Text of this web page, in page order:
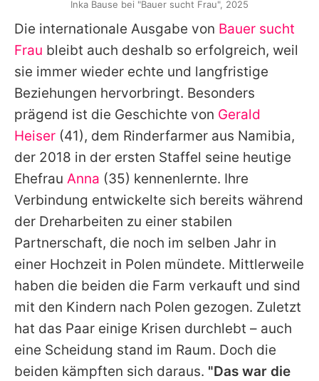
Die internationale Ausgabe von Bauer sucht
Frau bleibt auch deshalb so erfolgreich, weil
sie immer wieder echte und langfristige
Beziehungen hervorbringt. Besonders
prägend ist die Geschichte von Gerald
Heiser (41), dem Rinderfarmer aus Namibia,
der 2018 in der ersten Staffel seine heutige
Ehefrau Anna (35) kennenlernte. Ihre
Verbindung entwickelte sich bereits während
der Dreharbeiten zu einer stabilen
Partnerschaft, die noch im selben Jahr in
einer Hochzeit in Polen mündete. Mittlerweile
haben die beiden die Farm verkauft und sind
mit den Kindern nach Polen gezogen. Zuletzt
hat das Paar einige Krisen durchlebt – auch
eine Scheidung stand im Raum. Doch die
beiden kämpften sich daraus. "Das war die
Inka Bause bei "Bauer sucht Frau", 2025